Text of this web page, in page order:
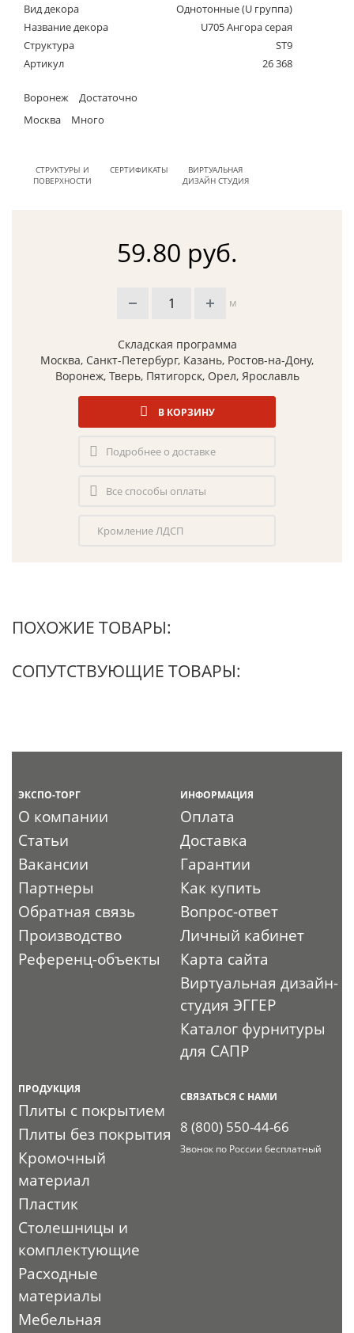
Вид декора
Однотонные (U группа)
Название декора
U705 Ангора серая
Структура
ST9
Артикул
26 368
Воронеж
Достаточно
Москва
Много
СТРУКТУРЫ И
ПОВЕРХНОСТИ
СЕРТИФИКАТЫ
ВИРТУАЛЬНАЯ
ДИЗАЙН СТУДИЯ
59.80 руб.
м
Складская программа
Москва, Санкт-Петербург, Казань, Ростов-на-Дону,
Воронеж, Тверь, Пятигорск, Орел, Ярославль
В КОРЗИНУ
Подробнее о доставке
Все способы оплаты
Кромление ЛДСП
ПОХОЖИЕ ТОВАРЫ:
СОПУТСТВУЮЩИЕ ТОВАРЫ:
ЭКСПО-ТОРГ
О компании
Статьи
Вакансии
Партнеры
Обратная связь
Производство
Референц-объекты
ИНФОРМАЦИЯ
Оплата
Доставка
Гарантии
Как купить
Вопрос-ответ
Личный кабинет
Карта сайта
Виртуальная дизайн-
студия ЭГГЕР
Каталог фурнитуры
для САПР
ПРОДУКЦИЯ
Плиты с покрытием
Плиты без покрытия
Кромочный
материал
Пластик
Столешницы и
комплектующие
Расходные
материалы
Мебельная
СВЯЗАТЬСЯ С НАМИ
8 (800) 550-44-66
Звонок по России бесплатный